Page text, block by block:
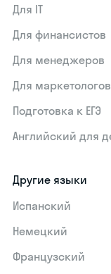
Для IT
Для финансистов
Для менеджеров
Для маркетологов
Подготовка к ЕГЭ
Английский для
Другие языки
Испанский
Немецкий
Французский